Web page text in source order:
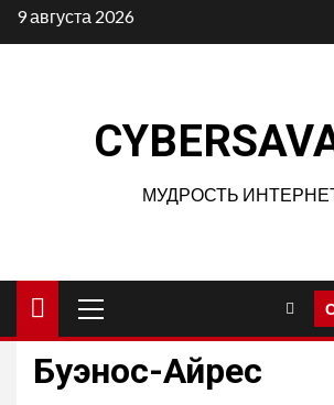
Перейти
к
9 августа 2026
МУДРОСТЬ
меню
Буэнос-Айрес